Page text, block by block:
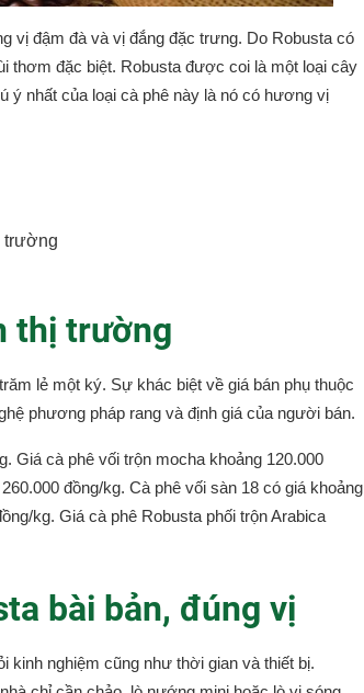
vị đậm đà và vị đắng đặc trưng. Do Robusta có
thơm đặc biệt. Robusta được coi là một loại cây
ý nhất của loại cà phê này là nó có hương vị
trường
thị trường
lẻ một ký. Sự khác biệt về giá bán phụ thuộc
phương pháp rang và định giá của người bán.
Giá cà phê vối trộn mocha khoảng 120.000
đồng/kg. Cà phê vối sàn 18 có giá khoảng
kg. Giá cà phê Robusta phối trộn Arabica
bài bản, đúng vị
kinh nghiệm cũng như thời gian và thiết bị.